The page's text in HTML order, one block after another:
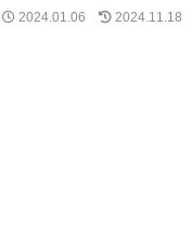
2024.01.06 2024.11.18